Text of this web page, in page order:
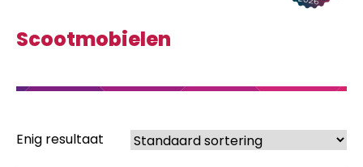
Scootmobielen
Enig resultaat